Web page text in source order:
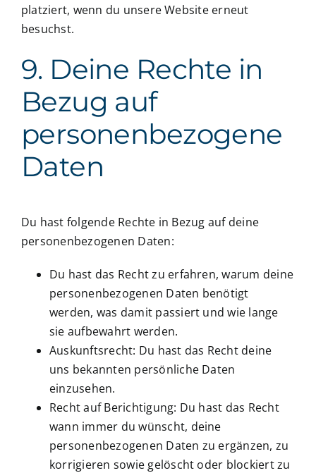
platziert, wenn du unsere Website erneut
besuchst.
9. Deine Rechte in
Bezug auf
personenbezogene
Daten
Du hast folgende Rechte in Bezug auf deine
personenbezogenen Daten:
Du hast das Recht zu erfahren, warum deine
personenbezogenen Daten benötigt
werden, was damit passiert und wie lange
sie aufbewahrt werden.
Auskunftsrecht: Du hast das Recht deine
uns bekannten persönliche Daten
einzusehen.
Recht auf Berichtigung: Du hast das Recht
wann immer du wünscht, deine
personenbezogenen Daten zu ergänzen, zu
korrigieren sowie gelöscht oder blockiert zu